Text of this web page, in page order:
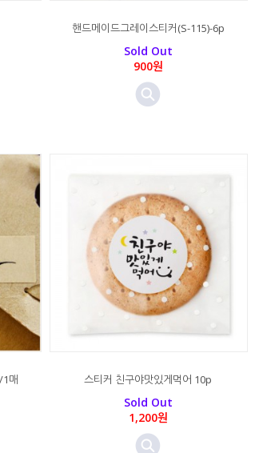
핸드메이드그레이스티커(S-115)-6p
Sold Out
900원
매 스티커 친구야맛있게먹어 10p
Sold Out
1,200원